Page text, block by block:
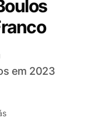
em 2023